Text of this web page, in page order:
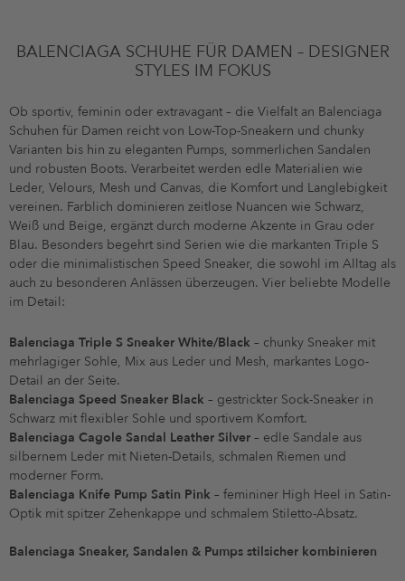
BALENCIAGA SCHUHE FÜR DAMEN – DESIGNER
STYLES IM FOKUS
Ob sportiv, feminin oder extravagant – die Vielfalt an Balenciaga
Schuhen für Damen reicht von Low-Top-Sneakern und chunky
Varianten bis hin zu eleganten Pumps, sommerlichen Sandalen
und robusten Boots. Verarbeitet werden edle Materialien wie
Leder, Velours, Mesh und Canvas, die Komfort und Langlebigkeit
vereinen. Farblich dominieren zeitlose Nuancen wie Schwarz,
Weiß und Beige, ergänzt durch moderne Akzente in Grau oder
Blau. Besonders begehrt sind Serien wie die markanten Triple S
oder die minimalistischen Speed Sneaker, die sowohl im Alltag als
auch zu besonderen Anlässen überzeugen. Vier beliebte Modelle
im Detail:
Balenciaga Triple S Sneaker White/Black – chunky Sneaker mit
mehrlagiger Sohle, Mix aus Leder und Mesh, markantes Logo-
Detail an der Seite.
Balenciaga Speed Sneaker Black – gestrickter Sock-Sneaker in
Schwarz mit flexibler Sohle und sportivem Komfort.
Balenciaga Cagole Sandal Leather Silver – edle Sandale aus
silbernem Leder mit Nieten-Details, schmalen Riemen und
moderner Form.
Balenciaga Knife Pump Satin Pink – femininer High Heel in Satin-
Optik mit spitzer Zehenkappe und schmalem Stiletto-Absatz.
Balenciaga Sneaker, Sandalen & Pumps stilsicher kombinieren